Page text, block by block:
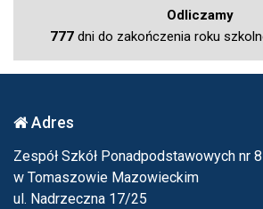
Odliczamy
777dni do zakończenia roku
Adres
Zespół Szkół Ponadpodstawowych nr 8
w Tomaszowie Mazowieckim
ul. Nadrzeczna 17/25